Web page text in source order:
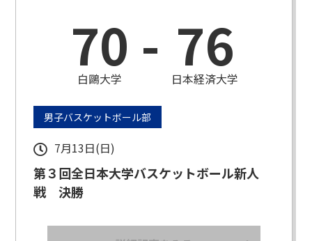
70
白鷗大学 - 76
日本経済大学
男子バスケットボール部
7月13日(日)
第３回全日本大学バスケットボール新人
戦 決勝